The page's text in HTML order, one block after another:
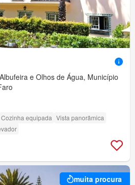
e Olhos de Água, Município
Cozinha equipada Vista panorâmica
muita procura